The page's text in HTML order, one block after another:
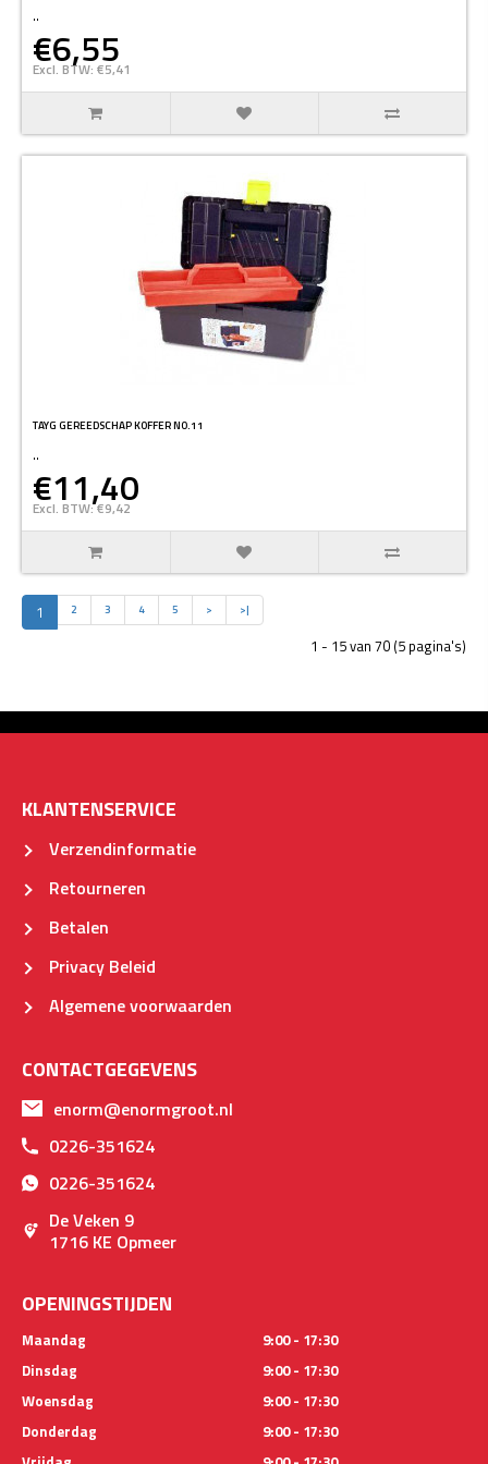
..
€6,55
Excl. BTW: €5,41
TAYG GEREEDSCHAP KOFFER NO.11
..
€11,40
Excl. BTW: €9,42
1 2 3 4 5 > >|
1 - 15 van 70 (5 pagina's)
KLANTENSERVICE
Verzendinformatie
Retourneren
Betalen
Privacy Beleid
Algemene voorwaarden
CONTACTGEGEVENS
enorm@enormgroot.nl
0226-351624
0226-351624
De Veken 9
1716 KE Opmeer
OPENINGSTIJDEN
Maandag
9:00 - 17:30
Dinsdag
9:00 - 17:30
Woensdag
9:00 - 17:30
Donderdag
9:00 - 17:30